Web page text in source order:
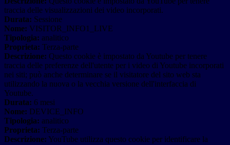
traccia delle visualizzazioni dei video incorporati.
Durata: Sessione
Nome: VISITOR_INFO1_LIVE
Tipologia: analitico
Proprieta: Terza-parte
Descrizione: Questo cookie è impostato da Youtube per tenere
traccia delle preferenze dell'utente per i video di Youtube incorporati
nei siti; può anche determinare se il visitatore del sito web sta
utilizzando la nuova o la vecchia versione dell'interfaccia di
Youtube.
Durata: 6 mesi
Nome: DEVICE_INFO
Tipologia: analitico
Proprieta: Terza-parte
Descrizione: YouTube utilizza questo cookie per identificare la